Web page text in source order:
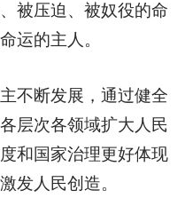
被压迫、被奴役的命
运的主人。
不断发展，通过健全
层次各领域扩大人民
和国家治理更好体现
发人民创造。